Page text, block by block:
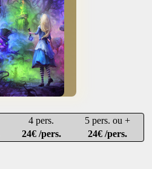
4 pers.
5 pers. ou +
24€ /pers. 24€ /pers.